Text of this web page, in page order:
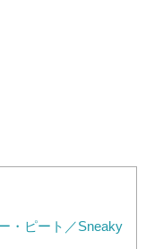
・ピート／Sneaky